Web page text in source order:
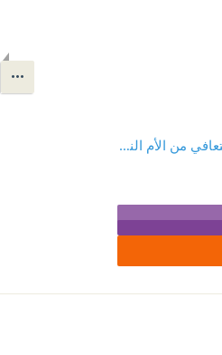
متى أكون جديرة بما يكفي؟ - التعافي من الأم النرجسية | ?Will I Ever Be Good Enough